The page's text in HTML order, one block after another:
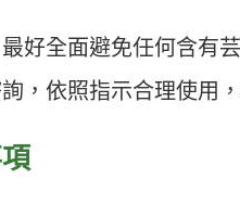
好全面避免任何含有
，依照指示合理使用